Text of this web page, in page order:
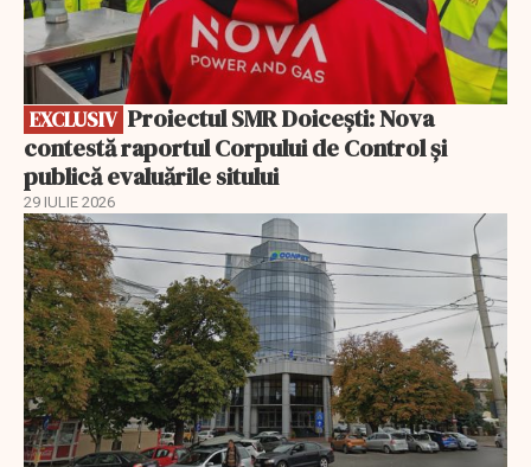
EXCLUSIV
contestă raportul Corpului de Control și
publică evaluările sitului
29 IULIE 2026